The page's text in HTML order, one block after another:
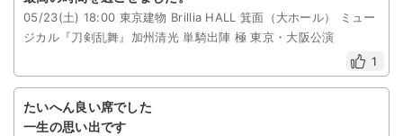
05/23(土) 18:00 東京建物 Brillia HALL 箕面（大ホール） ミュー
ジカル『刀剣乱舞』加州清光 単騎出陣 極 東京・大阪公演
1
たいへん良い席でした
一生の思い出です